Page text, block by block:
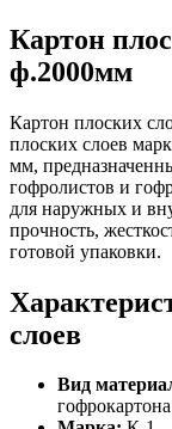
Картон
ф.2000мм
Картон плоских
плоских слоев
мм,
гофролистов и
для наружных и
прочность,
готовой упаковки.
слоев
Вид